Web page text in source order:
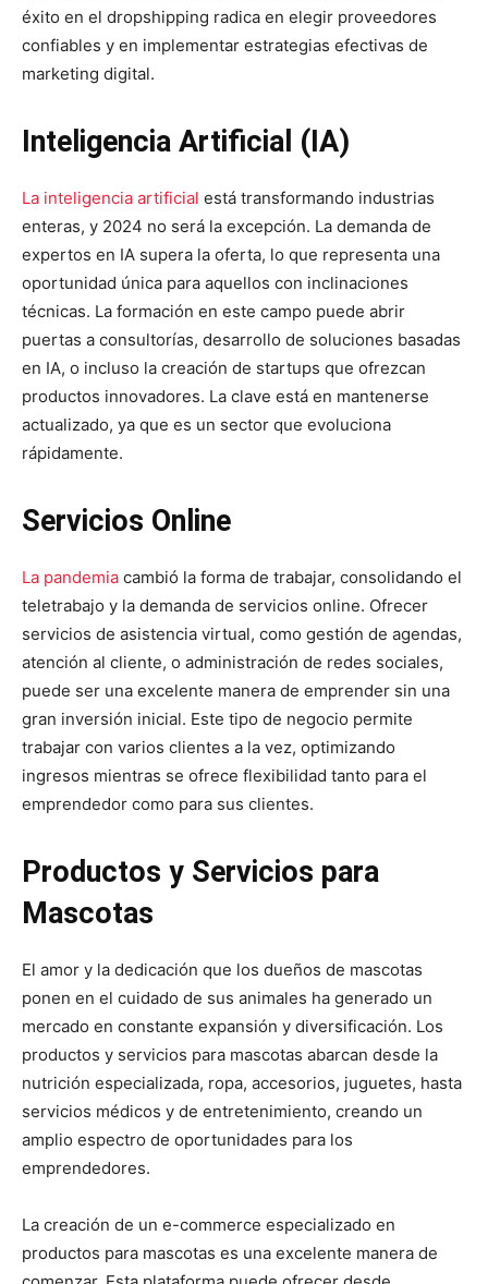
éxito en el dropshipping radica en elegir proveedores
confiables y en implementar estrategias efectivas de
marketing digital.
Inteligencia Artificial (IA)
La inteligencia artificial está transformando industrias
enteras, y 2024 no será la excepción. La demanda de
expertos en IA supera la oferta, lo que representa una
oportunidad única para aquellos con inclinaciones
técnicas. La formación en este campo puede abrir
puertas a consultorías, desarrollo de soluciones basadas
en IA, o incluso la creación de startups que ofrezcan
productos innovadores. La clave está en mantenerse
actualizado, ya que es un sector que evoluciona
rápidamente.
Servicios Online
La pandemia cambió la forma de trabajar, consolidando el
teletrabajo y la demanda de servicios online. Ofrecer
servicios de asistencia virtual, como gestión de agendas,
atención al cliente, o administración de redes sociales,
puede ser una excelente manera de emprender sin una
gran inversión inicial. Este tipo de negocio permite
trabajar con varios clientes a la vez, optimizando
ingresos mientras se ofrece flexibilidad tanto para el
emprendedor como para sus clientes.
Productos y Servicios para
Mascotas
El amor y la dedicación que los dueños de mascotas
ponen en el cuidado de sus animales ha generado un
mercado en constante expansión y diversificación. Los
productos y servicios para mascotas abarcan desde la
nutrición especializada, ropa, accesorios, juguetes, hasta
servicios médicos y de entretenimiento, creando un
amplio espectro de oportunidades para los
emprendedores.
La creación de un e-commerce especializado en
productos para mascotas es una excelente manera de